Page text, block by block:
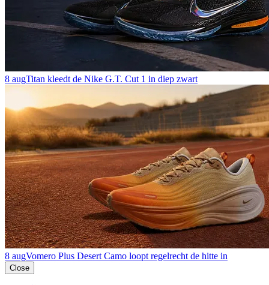
8 augTitan kleedt de Nike G.T. Cut 1 in diep zwart
8 augVomero Plus Desert Camo loopt regelrecht de hitte in
Close